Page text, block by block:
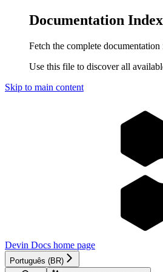
Documentation Index
Fetch the complete documentation
Use this file to discover all
Skip to main content
Devin Docs home page
Português (BR)